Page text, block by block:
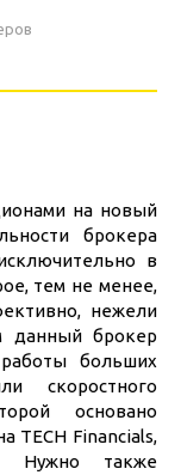
на новый
брокера
в
тем не менее,
нежели
данный брокер
больших
скоростного
основано
TECH Financials,
Нужно также